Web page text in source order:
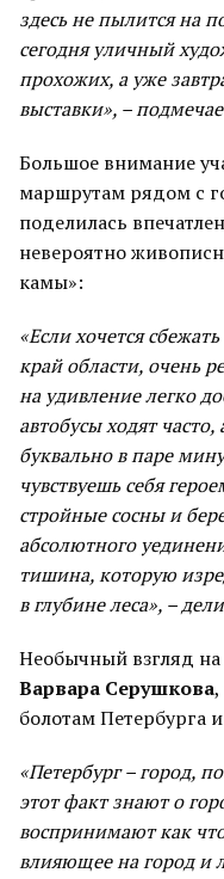
здесь не пылится на
сегодня уличный
прохожих, а уже
выставки», –
Большое внимание
маршрутам рядом с
поделилась
невероятно
камы»:
«Если хочется
край области, очень
на удивление легко
автобусы ходят
буквально в паре
чувствуешь себя
стройные сосны и
абсолютного
тишина, которую
в глубине леса», –
Необычный взгляд
Варвара Серушкова
болотам Петербурга
«Петербург – город,
этот факт знают о
воспринимают как
влияющее на город и